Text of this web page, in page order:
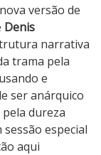
versão de
Denis
narrativa
trama pela
e
ser anárquico
dureza
especial
aqui